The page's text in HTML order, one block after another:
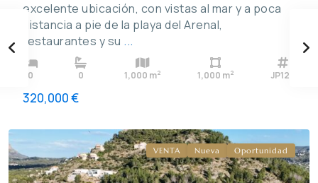
excelente ubicación, con vistas al mar y a poca
distancia a pie de la playa del Arenal,
restaurantes y su ...
0 0 1,000 m2 1,000 m2 JP124
320,000 €
La
VENTA Nueva Oportunidad